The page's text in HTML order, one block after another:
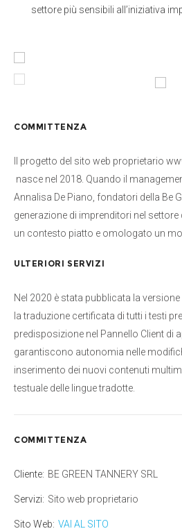
settore più sensibili all’iniziativa
COMMITTENZA
Il progetto del sito web proprietario
nasce nel 2018. Quando il
Annalisa De Piano, fondatori della Be
generazione di imprenditori nel settore
un contesto piatto e omologato un
ULTERIORI SERVIZI
Nel 2020 è stata pubblicata la
la traduzione certificata di tutti i testi
predisposizione nel Pannello Client di
garantiscono autonomia nelle
inserimento dei nuovi contenuti
testuale delle lingue tradotte.
COMMITTENZA
Cliente: BE GREEN TANNERY SRL
Servizi: Sito web proprietario
Sito Web: VAI AL SITO